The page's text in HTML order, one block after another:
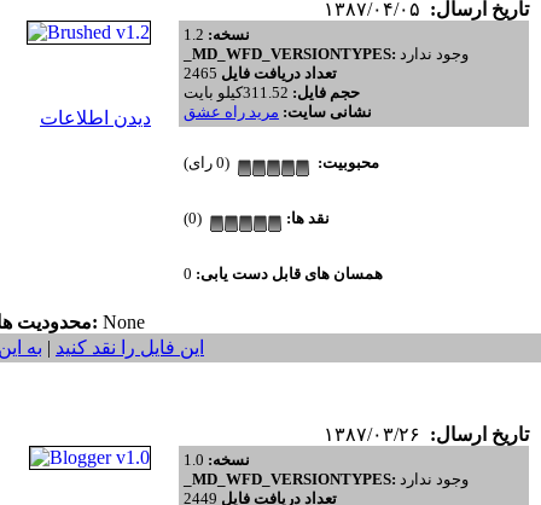
تاریخ ارسال:
دیدن اطلاعات
نسخه:
_MD_WFD_VERSIONTYPES: وجود ندارد
تعداد دریافت فایل
حجم فایل:
نشانی سایت: مرید راه عشق
محبوبیت: (0 رای)
نقد ها: (0)
همسان های قابل دست یابی:
محدودیت ها: None
این فایل را نقد کنید | به
تاریخ ارسال:
نسخه:
_MD_WFD_VERSIONTYPES: وجود ندارد
تعداد دریافت فایل